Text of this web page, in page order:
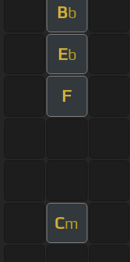
Bb
Eb
F
Cm